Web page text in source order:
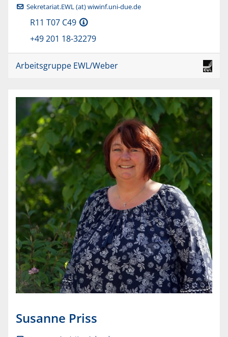
Sekretariat.EWL (at) wiwinf.uni-due.de
R11 T07 C49
+49 201 18-32279
Arbeitsgruppe EWL/Weber
Susanne Priss